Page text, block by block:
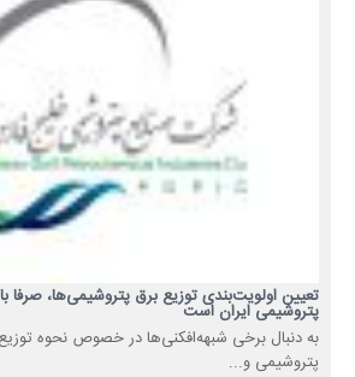
تعیین اولویت‌بندی توزیع برق پتروشیمی‌ها، صرفا
پتروشیمی ایران است
به دنبال برخی شبهه‌افکنی‌ها در خصوص نحوه
پتروشیمی و...